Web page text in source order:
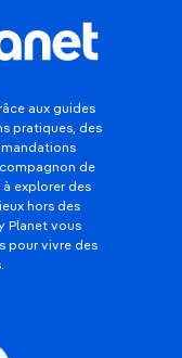
aux guides
pratiques, des
de
explorer des
hors des
Planet vous
pour vivre des